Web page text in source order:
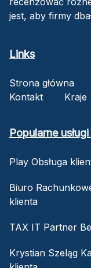
jest, aby firmy
Links
Strona główna
Kontakt
Kraje
Popularne
Play Obsługa
Biuro
klienta
TAX IT Partner
Krystian Szeląg